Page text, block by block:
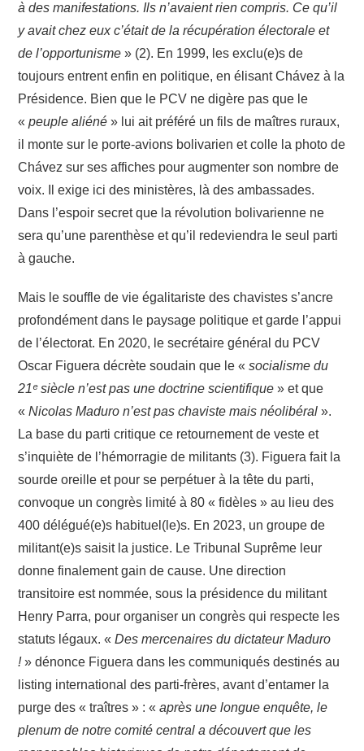
à des manifestations. Ils n’avaient rien compris. Ce qu’il
y avait chez eux c’était de la récupération électorale et
de l’opportunisme » (2). En 1999, les exclu(e)s de
toujours entrent enfin en politique, en élisant Chávez à la
Présidence. Bien que le PCV ne digère pas que le
« peuple aliéné » lui ait préféré un fils de maîtres ruraux,
il monte sur le porte-avions bolivarien et colle la photo de
Chávez sur ses affiches pour augmenter son nombre de
voix. Il exige ici des ministères, là des ambassades.
Dans l’espoir secret que la révolution bolivarienne ne
sera qu’une parenthèse et qu’il redeviendra le seul parti
à gauche.
Mais le souffle de vie égalitariste des chavistes s’ancre
profondément dans le paysage politique et garde l’appui
de l’électorat. En 2020, le secrétaire général du PCV
Oscar Figuera décrète soudain que le «socialisme du
21ᵉ siècle n’est pas une doctrine scientifique » et que
«Nicolas Maduro n’est pas chaviste mais néolibéral».
La base du parti critique ce retournement de veste et
s’inquiète de l’hémorragie de militants (3). Figuera fait la
sourde oreille et pour se perpétuer à la tête du parti,
convoque un congrès limité à 80 « fidèles » au lieu des
400 délégué(e)s habituel(le)s. En 2023, un groupe de
militant(e)s saisit la justice. Le Tribunal Suprême leur
donne finalement gain de cause. Une direction
transitoire est nommée, sous la présidence du militant
Henry Parra, pour organiser un congrès qui respecte les
statuts légaux. «Des mercenaires du dictateur Maduro
!» dénonce Figuera dans les communiqués destinés au
listing international des parti-frères, avant d’entamer la
purge des « traîtres » : «après une longue enquête, le
plenum de notre comité central a découvert que les